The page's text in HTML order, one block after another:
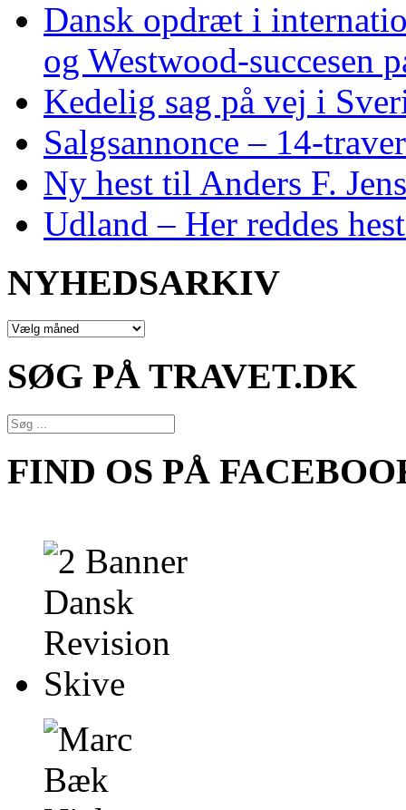
Dansk opdræt i
og Westwood‑succesen
Kedelig sag på vej i
Salgsannonce –
Ny hest til Anders F.
Udland – Her reddes
NYHEDSARKIV
NYHEDSARKIV
SØG PÅ TRAVET.DK
FIND OS PÅ